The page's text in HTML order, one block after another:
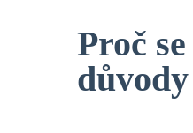
Proč